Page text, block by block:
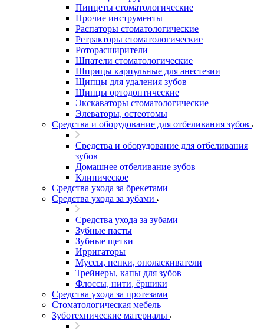
Пинцеты стоматологические
Прочие инструменты
Распаторы стоматологические
Ретракторы стоматологические
Роторасширители
Шпатели стоматологические
Шприцы карпульные для анестезии
Щипцы для удаления зубов
Щипцы ортодонтические
Экскаваторы стоматологические
Элеваторы, остеотомы
Средства и оборудование для отбеливания зубов
Средства и оборудование для отбеливания
зубов
Домашнее отбеливание зубов
Клиническое
Средства ухода за брекетами
Средства ухода за зубами
Средства ухода за зубами
Зубные пасты
Зубные щетки
Ирригаторы
Муссы, пенки, ополаскиватели
Трейнеры, капы для зубов
Флоссы, нити, ёршики
Средства ухода за протезами
Стоматологическая мебель
Зуботехнические материалы